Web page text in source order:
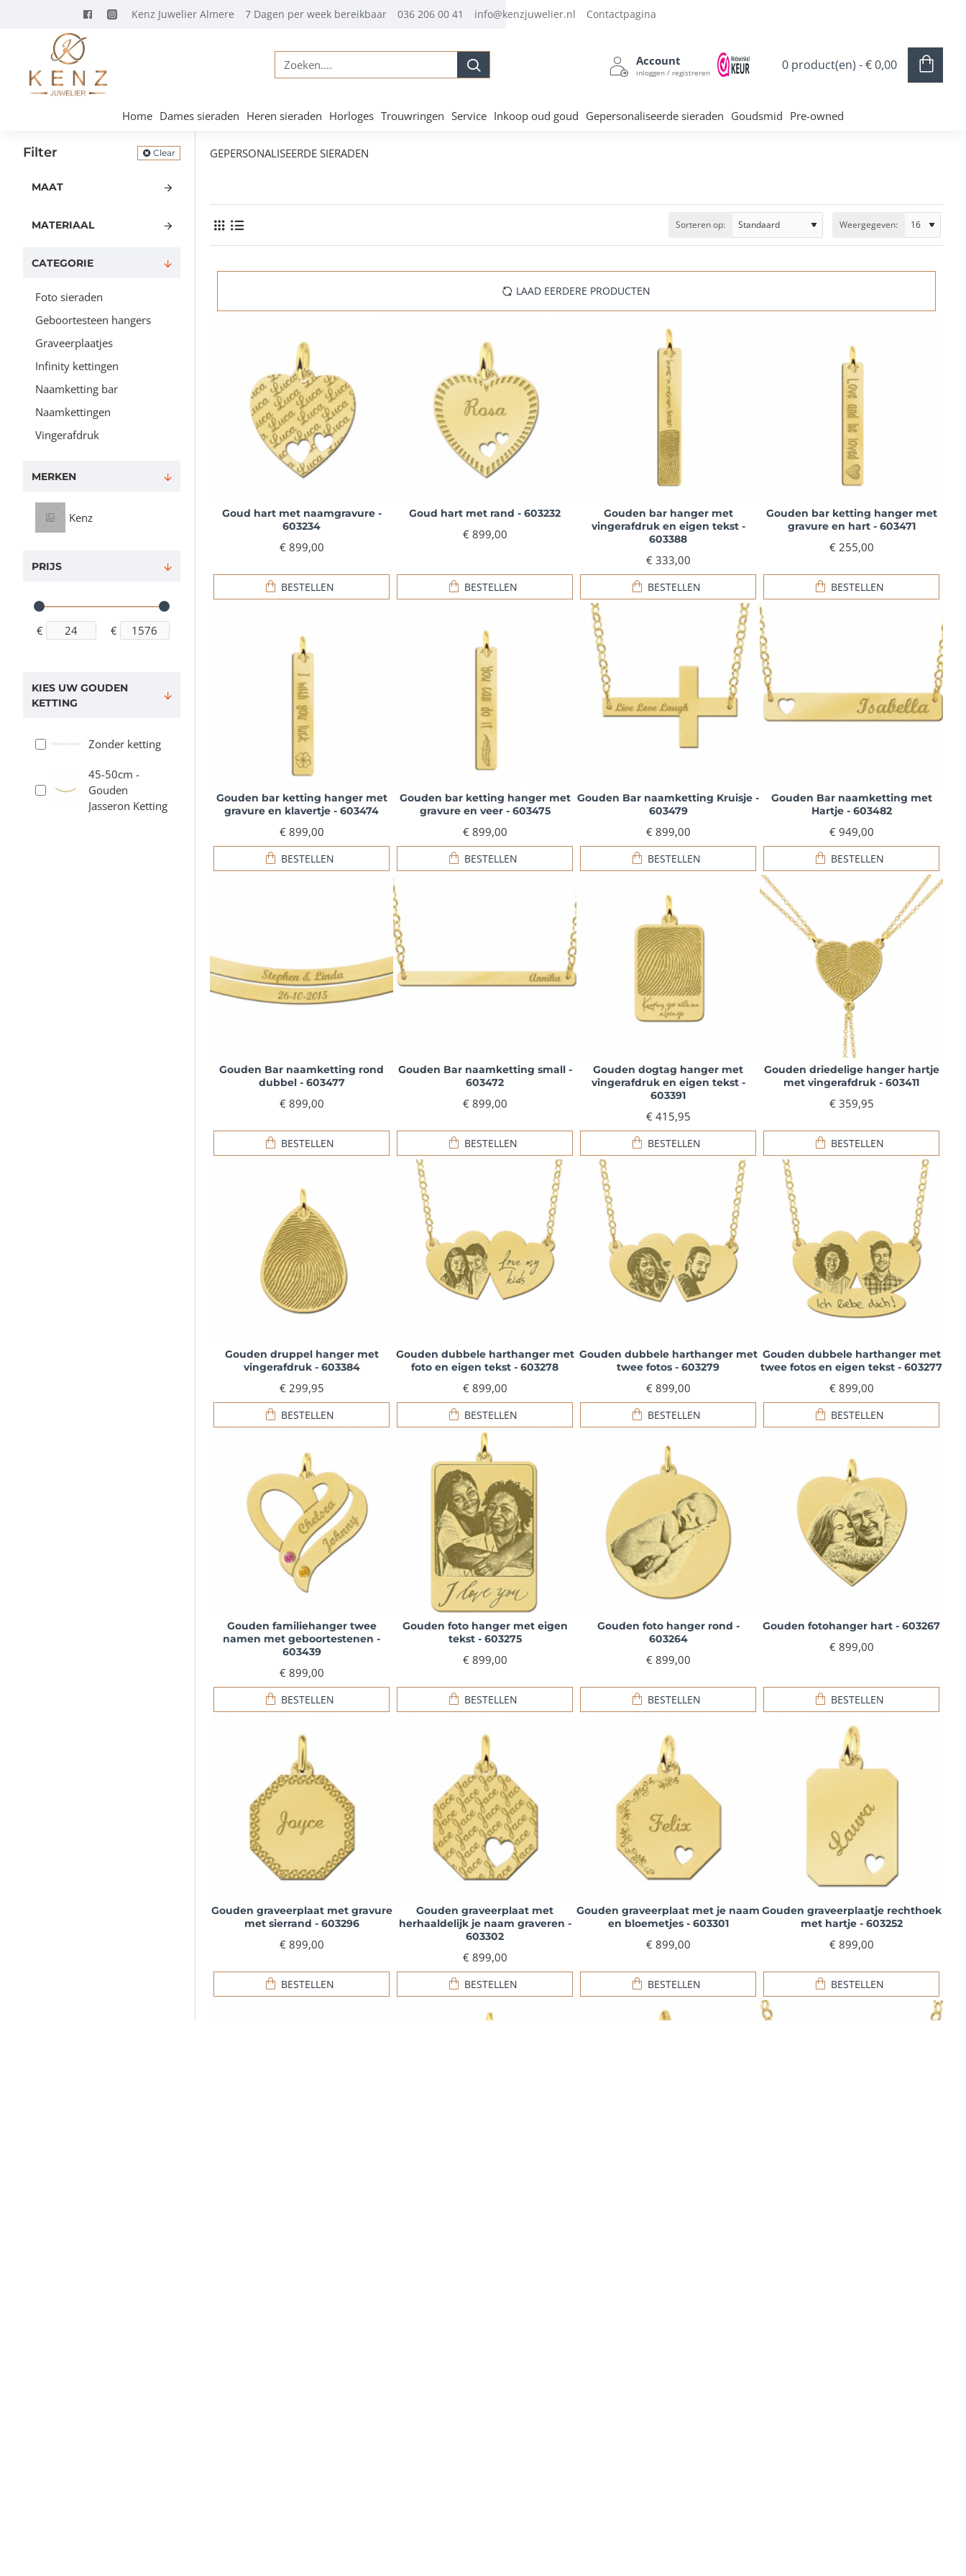
Kenz Juwelier Almere 7 Dagen per week bereikbaar 036 206 00 41 info@kenzjuwelier.nl Contactpagina
Zoeken....
Account
inloggen / registreren 0 product(en) - € 0,00
Home Dames sieraden Heren sieraden Horloges Trouwringen Service Inkoop oud goud Gepersonaliseerde sieraden Goudsmid Pre-owned
Filter Clear
MAAT
MATERIAAL
CATEGORIE
Foto sieraden
Geboortesteen hangers
Graveerplaatjes
Infinity kettingen
Naamketting bar
Naamkettingen
Vingerafdruk
MERKEN
Kenz
PRIJS
€ €
KIES UW GOUDEN
KETTING
Zonder ketting
45-50cm -
Gouden
Jasseron Ketting
GEPERSONALISEERDE SIERADEN
Sorteren op: Weergegeven:
LAAD EERDERE PRODUCTEN
Goud hart met naamgravure -
603234
€ 899,00
BESTELLEN
Goud hart met rand - 603232
€ 899,00
BESTELLEN
Gouden bar hanger met
vingerafdruk en eigen tekst -
603388
€ 333,00
BESTELLEN
Gouden bar ketting hanger met
gravure en hart - 603471
€ 255,00
BESTELLEN
Gouden bar ketting hanger met
gravure en klavertje - 603474
€ 899,00
BESTELLEN
Gouden bar ketting hanger met
gravure en veer - 603475
€ 899,00
BESTELLEN
Gouden Bar naamketting Kruisje -
603479
€ 899,00
BESTELLEN
Gouden Bar naamketting met
Hartje - 603482
€ 949,00
BESTELLEN
Gouden Bar naamketting rond
dubbel - 603477
€ 899,00
BESTELLEN
Gouden Bar naamketting small -
603472
€ 899,00
BESTELLEN
Gouden dogtag hanger met
vingerafdruk en eigen tekst -
603391
€ 415,95
BESTELLEN
Gouden driedelige hanger hartje
met vingerafdruk - 603411
€ 359,95
BESTELLEN
Gouden druppel hanger met
vingerafdruk - 603384
€ 299,95
BESTELLEN
Gouden dubbele harthanger met
foto en eigen tekst - 603278
€ 899,00
BESTELLEN
Gouden dubbele harthanger met
twee fotos - 603279
€ 899,00
BESTELLEN
Gouden dubbele harthanger met
twee fotos en eigen tekst - 603277
€ 899,00
BESTELLEN
Gouden familiehanger twee
namen met geboortestenen -
603439
€ 899,00
BESTELLEN
Gouden foto hanger met eigen
tekst - 603275
€ 899,00
BESTELLEN
Gouden foto hanger rond -
603264
€ 899,00
BESTELLEN
Gouden fotohanger hart - 603267
€ 899,00
BESTELLEN
Gouden graveerplaat met gravure
met sierrand - 603296
€ 899,00
BESTELLEN
Gouden graveerplaat met
herhaaldelijk je naam graveren -
603302
€ 899,00
BESTELLEN
Gouden graveerplaat met je naam
en bloemetjes - 603301
€ 899,00
BESTELLEN
Gouden graveerplaatje rechthoek
met hartje - 603252
€ 899,00
BESTELLEN